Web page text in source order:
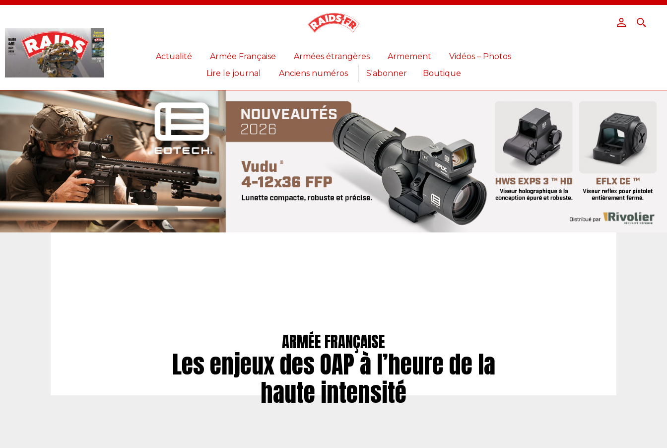
Actualité Armée Française Armées étrangères Armement
Vidéos – Photos
Lire le journal
Anciens numéros S'abonner Boutique
ARMÉE FRANÇAISE
Les enjeux des OAP à l’heure de la
haute intensité
Panneau de gestion des cookies